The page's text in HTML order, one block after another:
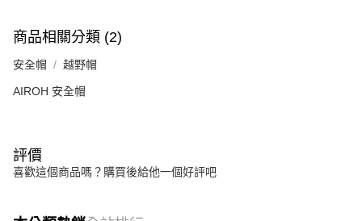
商品相關分類 (2)
安全帽 越野帽
AIROH 安全帽
評價
喜歡這個商品嗎？購買後給他一個好評吧